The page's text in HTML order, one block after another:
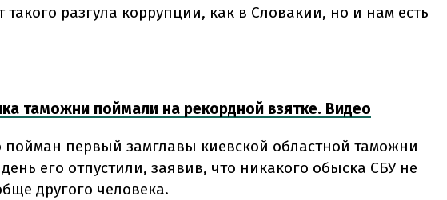
такого разгула коррупции, как в Словакии, но и нам есть
таможни поймали на рекордной взятке. Видео
пойман первый замглавы киевской областной таможни
его отпустили, заявив, что никакого обыска СБУ не
другого человека.